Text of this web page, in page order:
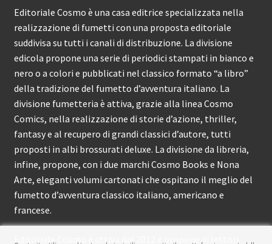
Editoriale Cosmo è una casa editrice specializzata nella
realizzazione di fumetti con una proposta editoriale
suddivisa su tutti i canali di distribuzione. La divisione
edicola propone una serie di periodici stampati in bianco e
nero o a colori e pubblicati nel classico formato “a libro”
della tradizione del fumetto d’avventura italiano. La
divisione fumetteria è attiva, grazie alla linea Cosmo
Comics, nella realizzazione di storie d’azione, thriller,
fantasy e al recupero di grandi classici d’autore, tutti
proposti in albi brossurati deluxe. La divisione da libreria,
infine, propone, con i due marchi Cosmo Books e Nona
Arte, eleganti volumi cartonati che ospitano il meglio del
fumetto d’avventura classico italiano, americano e
francese.
Editoriale Cosmo è attiva dal 2012 e propone ai lettori